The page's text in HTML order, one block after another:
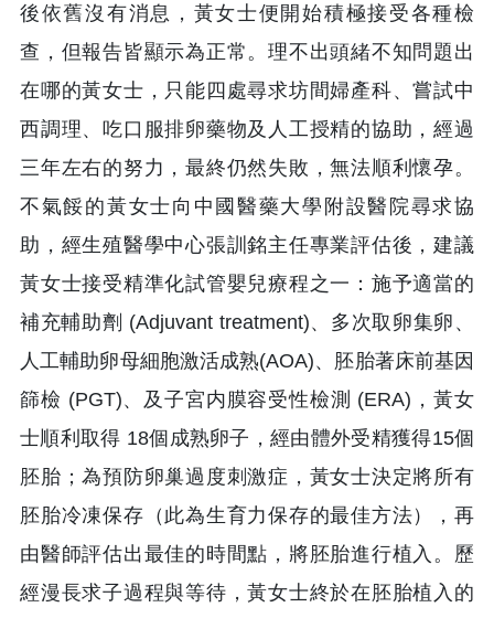
後依舊沒有消息，黃女士便開始積極接受各種檢
查，但報告皆顯示為正常。理不出頭緒不知問題出
在哪的黃女士，只能四處尋求坊間婦產科、嘗試中
西調理、吃口服排卵藥物及人工授精的協助，經過
三年左右的努力，最終仍然失敗，無法順利懷孕。
不氣餒的黃女士向中國醫藥大學附設醫院尋求協
助，經生殖醫學中心張訓銘主任專業評估後，建議
黃女士接受精準化試管嬰兒療程之一：施予適當的
補充輔助劑 (Adjuvant treatment)、多次取卵集卵、
人工輔助卵母細胞激活成熟(AOA)、胚胎著床前基因
篩檢 (PGT)、及子宮内膜容受性檢測 (ERA)，黃女
士順利取得 18個成熟卵子，經由體外受精獲得15個
胚胎；為預防卵巢過度刺激症，黃女士決定將所有
胚胎冷凍保存（此為生育力保存的最佳方法），再
由醫師評估出最佳的時間點，將胚胎進行植入。歷
經漫長求子過程與等待，黃女士終於在胚胎植入的